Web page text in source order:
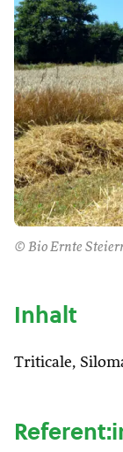
© Bio Ernte
Inhalt
Triticale,